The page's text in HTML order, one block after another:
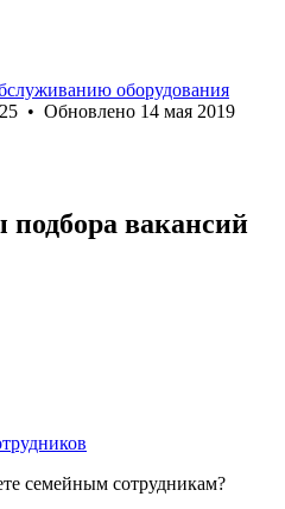
оборудования
• Обновлено 14 мая 2019
вакансий
семейным сотрудникам?